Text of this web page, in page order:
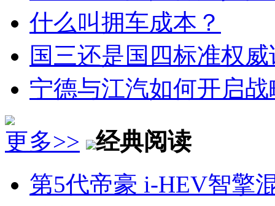
什么叫拥车成本？
国三还是国四标准权
宁德与江汽如何开启
更多>>
经典阅读
第5代帝豪 i-HEV智擎